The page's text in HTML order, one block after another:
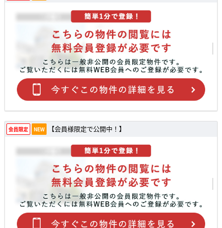
会員限定 NEW 【会員様限定で公開中！】